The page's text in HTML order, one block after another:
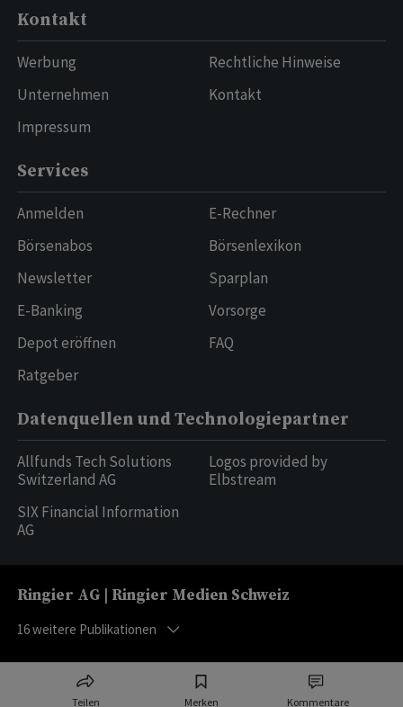
Teilen Merken Kommentare
Kontakt
Werbung
Unternehmen
Impressum
Rechtliche Hinweise
Kontakt
Services
Anmelden
Börsenabos
Newsletter
E-Banking
Depot eröffnen
Ratgeber
E-Rechner
Börsenlexikon
Sparplan
Vorsorge
FAQ
Datenquellen und Technologiepartner
Allfunds Tech Solutions
Switzerland AG
SIX Financial Information
AG
Logos provided by
Elbstream
Ringier AG | Ringier Medien Schweiz
16weitere Publikationen